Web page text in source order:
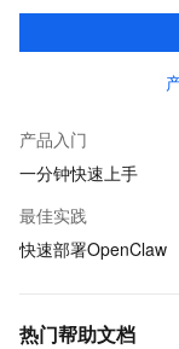
体验和效率。
产品入门
一分钟快速上手
最佳实践
快速部署OpenClaw
热门帮助文档